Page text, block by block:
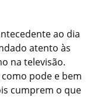
ao dia
atento às
na televisão.
pode e bem
cumprem o que